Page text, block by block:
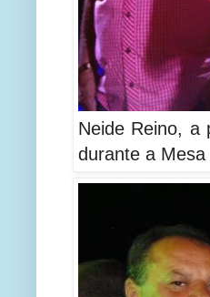
Neide Reino, a
durante a